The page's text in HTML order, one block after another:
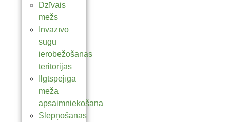
Dzīvais
mežs
Invazīvo
sugu
ierobežošanas
teritorijas
Ilgtspējīga
meža
apsaimniekošana
Slēpņošanas